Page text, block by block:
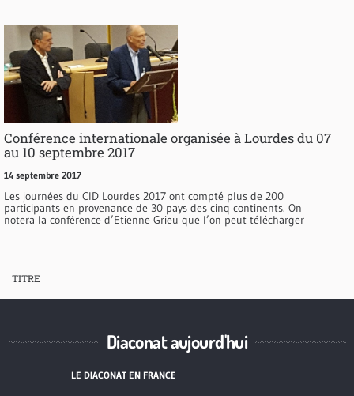
Conférence internationale organisée à Lourdes du 07
au 10 septembre 2017
14 septembre 2017
Les journées du CID Lourdes 2017 ont compté plus de 200
participants en provenance de 30 pays des cinq continents. On
notera la conférence d’Etienne Grieu que l’on peut télécharger
TITRE
Diaconat aujourd'hui
LE DIACONAT EN FRANCE